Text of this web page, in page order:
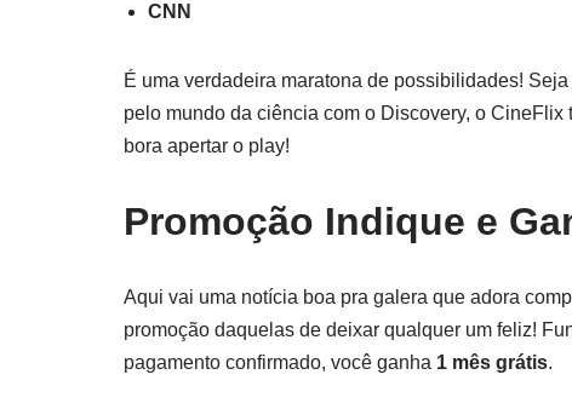
CNN
É uma verdadeira maratona de possibilidades!
pelo mundo da ciência com o Discovery, o
bora apertar o play!
Promoção Indique e
Aqui vai uma notícia boa pra galera que adora
promoção daquelas de deixar qualquer um feliz!
pagamento confirmado, você ganha 1 mês grátis.